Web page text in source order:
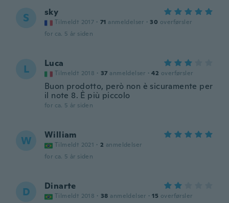
S sky
Tilmeldt 2017 · 71 anmeldelser · 30 overførsler
for ca. 5 år siden
L Luca
Tilmeldt 2018 · 37 anmeldelser · 42 overførsler
Buon prodotto, però non è sicuramente per
il note 8. È più piccolo
for ca. 5 år siden
W William
Tilmeldt 2021 · 2 anmeldelser
for ca. 5 år siden
D Dinarte
Tilmeldt 2018 · 38 anmeldelser · 15 overførsler